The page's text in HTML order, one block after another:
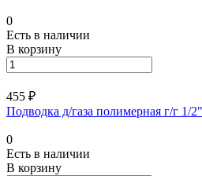
0
Есть в наличии
В корзину
455 ₽
Подводка д/газа полимерная г/г 1/
0
Есть в наличии
В корзину